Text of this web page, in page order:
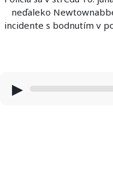
neďaleko
incidente s bodnutím v
▶